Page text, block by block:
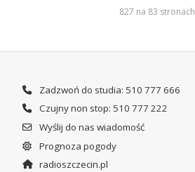
827 na 83 stronach
Zadzwoń do studia: 510 777 666
Czujny non stop: 510 777 222
Wyślij do nas wiadomość
Prognoza pogody
radioszczecin.pl